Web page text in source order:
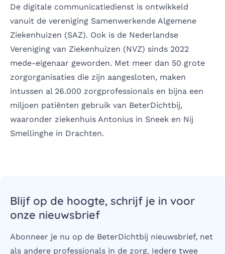
De digitale communicatiedienst is ontwikkeld
vanuit de vereniging Samenwerkende Algemene
Ziekenhuizen (SAZ). Ook is de Nederlandse
Vereniging van Ziekenhuizen (NVZ) sinds 2022
mede-eigenaar geworden. Met meer dan 50 grote
zorgorganisaties die zijn aangesloten, maken
intussen al 26.000 zorgprofessionals en bijna een
miljoen patiënten gebruik van BeterDichtbij,
waaronder ziekenhuis Antonius in Sneek en Nij
Smellinghe in Drachten.
Blijf op de hoogte, schrijf je in voor
onze nieuwsbrief
Abonneer je nu op de BeterDichtbij nieuwsbrief, net
als andere professionals in de zorg. Iedere twee